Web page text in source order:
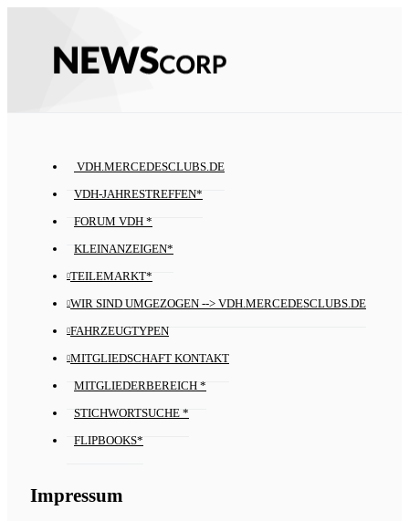
VDH.MERCEDESCLUBS.DE
VDH-JAHRESTREFFEN*
FORUM VDH *
KLEINANZEIGEN*
TEILEMARKT*
WIR SIND UMGEZOGEN --> VDH.MERCEDESCLUBS.DE
FAHRZEUGTYPEN
MITGLIEDSCHAFT KONTAKT
MITGLIEDERBEREICH *
STICHWORTSUCHE *
FLIPBOOKS*
Impressum